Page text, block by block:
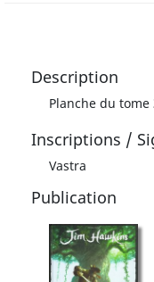
Description
Planche du tome
Inscriptions /
Vastra
Publication